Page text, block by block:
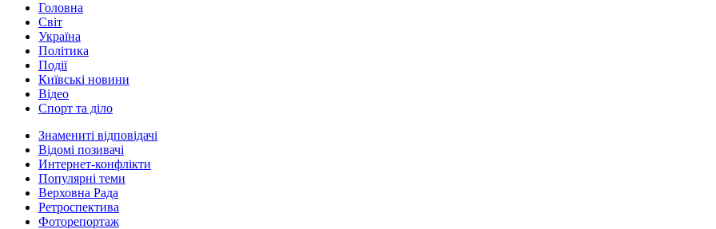
Головна
Світ
Україна
Політика
Події
Київські новини
Відео
Спорт та діло
Знамениті відповідачі
Відомі позивачі
Интернет-конфлікти
Популярні теми
Верховна Рада
Ретроспектива
Фоторепортаж